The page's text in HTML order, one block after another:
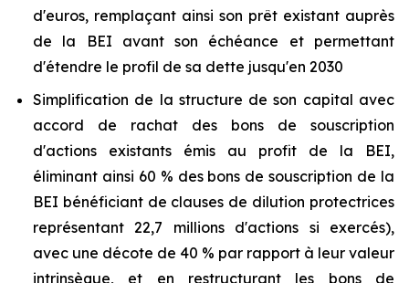
d'euros, remplaçant ainsi son prêt existant auprès
de la BEI avant son échéance et permettant
d'étendre le profil de sa dette jusqu'en 2030
Simplification de la structure de son capital avec
accord de rachat des bons de souscription
d'actions existants émis au profit de la BEI,
éliminant ainsi 60 % des bons de souscription de la
BEI bénéficiant de clauses de dilution protectrices
représentant 22,7 millions d'actions si exercés),
avec une décote de 40 % par rapport à leur valeur
intrinsèque, et en restructurant les bons de